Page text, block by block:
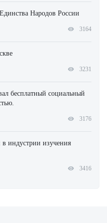
Народов России
3164
3231
бесплатный социальный
3176
индустрии изучения
3416